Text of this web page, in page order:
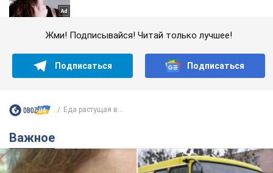
Жми! Подписывайся! Читай только лучшее!
Подписаться Подписаться
Еда растущая в...
Важное